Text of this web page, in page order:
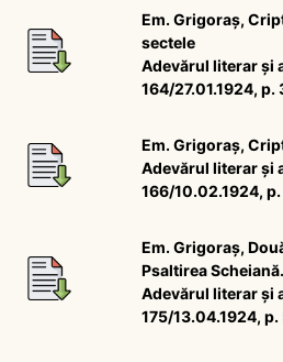
Em. Grigoraș,
sectele
Adevărul literar și
164/27.01.1924, p.
Em. Grigoraș,
Adevărul literar și
166/10.02.1924,
Em. Grigoraș,
Psaltirea
Adevărul literar și
175/13.04.1924, p.